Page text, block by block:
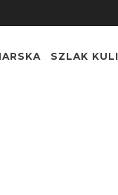
SZLAK